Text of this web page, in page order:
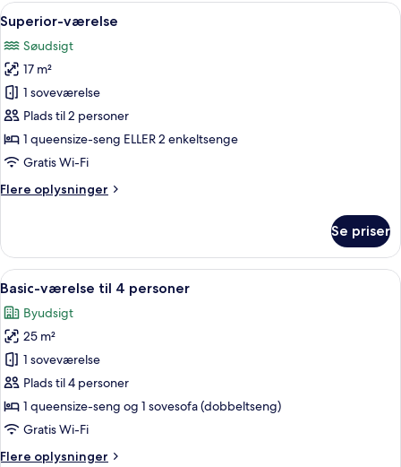
Indlæs
alle
billeder
af
Superior-
værelse
Et hotelværelse med seng,
7
Superior-værelse
Søudsigt
17 m²
1 soveværelse
Plads til 2 personer
1 queensize-seng ELLER 2 enkeltsenge
Gratis Wi-Fi
Flere oplysninger
Flere
værelse
Se priser
Indlæs
alle
billeder
af
Basic-
værelse
til
4
Et hotelværelse med to senge, en
5
Basic-værelse til 4 personer
Byudsigt
25 m²
1 soveværelse
Plads til 4 personer
1 queensize-seng og 1 sovesofa (dobbeltseng)
Gratis Wi-Fi
Flere oplysninger
Flere